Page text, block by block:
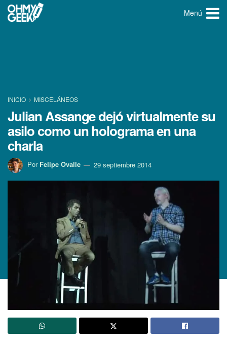
Menú
INICIO MISCELÁNEOS
Julian Assange dejó virtualmente su
asilo como un holograma en una
charla
Por Felipe Ovalle 29 septiembre 2014